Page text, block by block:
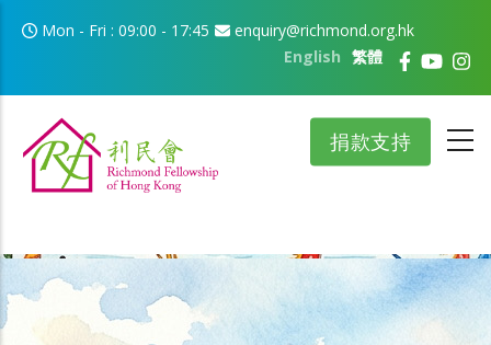
移至主內容
Mon - Fri : 09:00 - 17:45
enquiry@richmond.org.hk
繁體
English
捐款支持